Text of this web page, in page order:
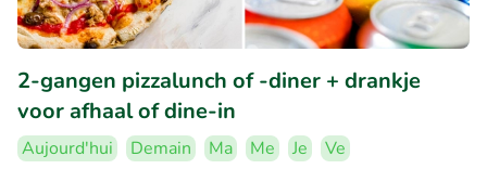
2-gangen pizzalunch of -diner + drankje
voor afhaal of dine-in
Aujourd'hui Demain Ma Me Je
Ve